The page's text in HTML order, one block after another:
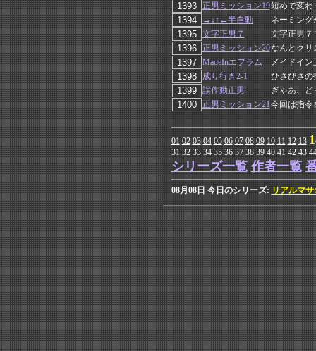
正男ミッション19短めで変わ
→↓↑←半自動
ネーミン
文字正男７
文字正男７
正男ミッション20なんとクリ
MadeInエフラム
メイドイ
成り行き2-1
ひさびさの
誤作動正男
ぎゃあ、
正男ミッション21今回は指令
01 02 03 04 05 06 07 08 09 10 11 12 13
31 32 33 34 35 36 37 38 39 40 41 42 43
シリーズ一覧 作者一覧
08月08日 今日のシリーズ: リアルマサ